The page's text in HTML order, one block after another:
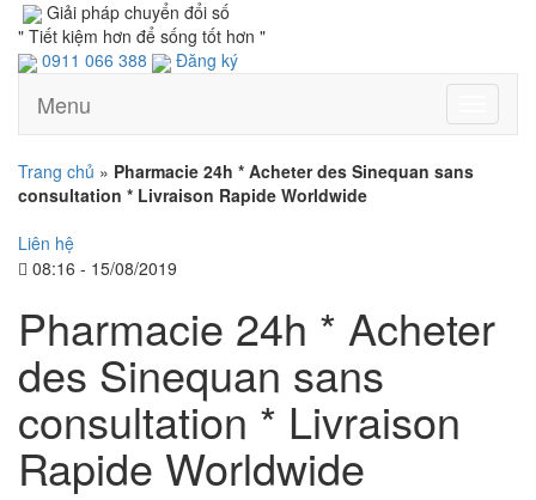
Giải pháp chuyển đổi số
" Tiết kiệm hơn để sống tốt hơn "
0911 066 388
Đăng ký
Menu
Trang chủ » Pharmacie 24h * Acheter des Sinequan sans
consultation * Livraison Rapide Worldwide
Liên hệ
08:16 - 15/08/2019
Pharmacie 24h * Acheter
des Sinequan sans
consultation * Livraison
Rapide Worldwide